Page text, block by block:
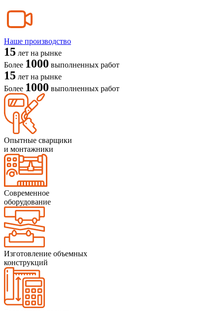
Наше производство
15 лет на рынке
Более 1000 выполненных работ
15 лет на рынке
Более 1000 выполненных работ
Опытные сварщики
и монтажники
Современное
оборудование
Изготовление объемных
конструкций